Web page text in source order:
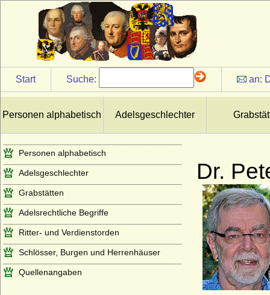
Start Suche: an:
Personen alphabetisch Adelsgeschlechter
Dr.
Personen alphabetisch
Adelsgeschlechter
Grabstätten
Adelsrechtliche Begriffe
Ritter- und Verdienstorden
Schlösser, Burgen und Herrenhäuser
Quellenangaben